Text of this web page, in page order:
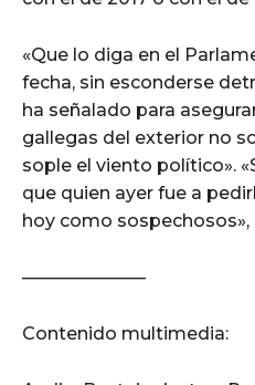
«Que lo diga en el
fecha, sin esconderse
ha señalado para
gallegas del exterior no
sople el viento político».
que quien ayer fue a
hoy como sospechosos»,
———————
Contenido multimedia: